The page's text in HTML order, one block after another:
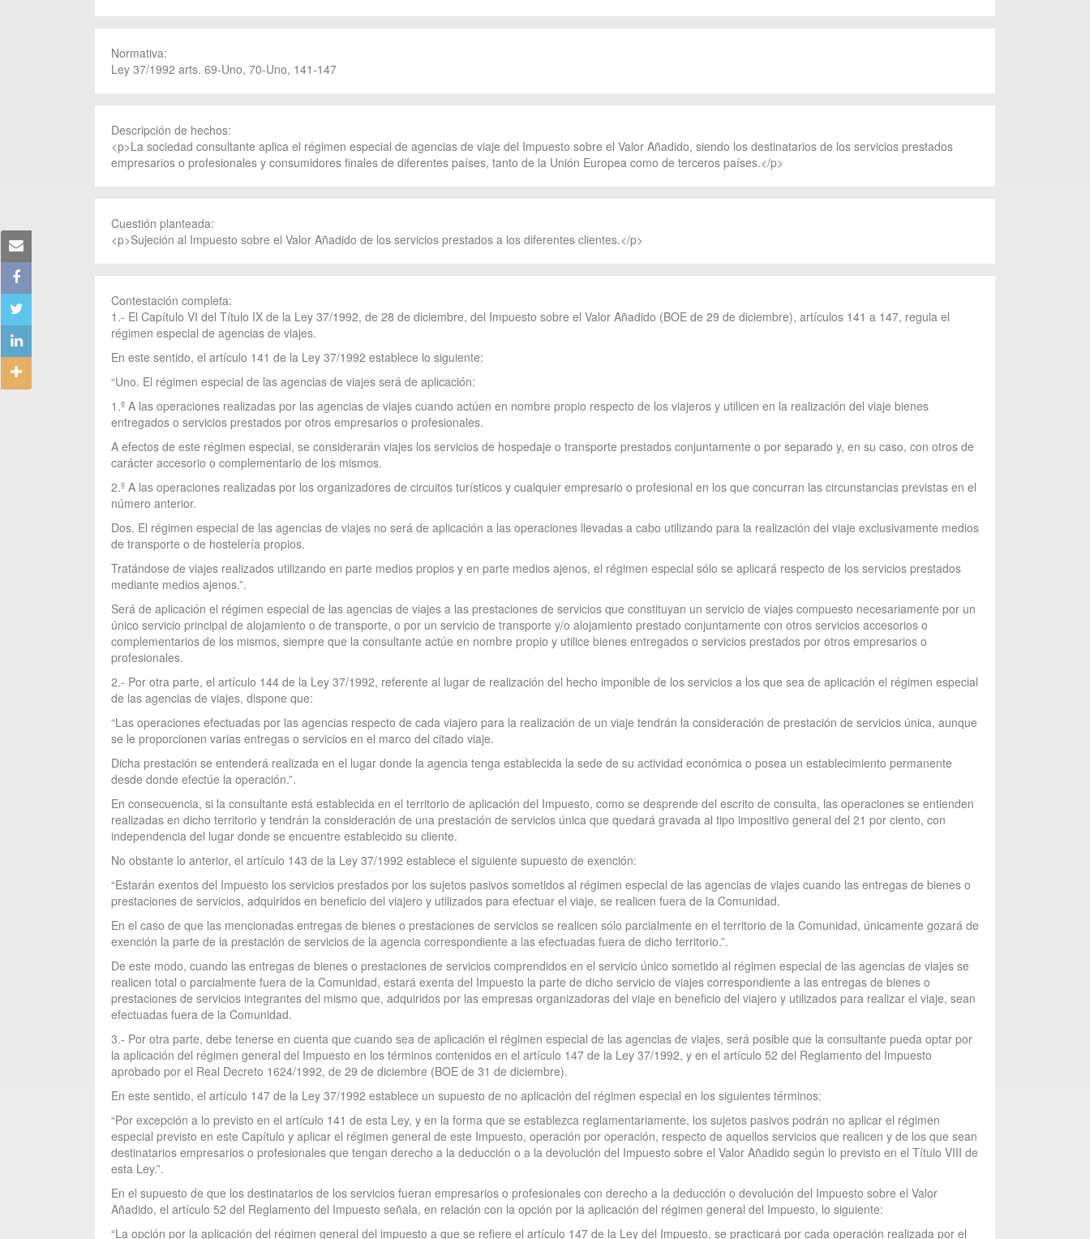
Normativa:
Ley 37/1992 arts. 69-Uno, 70-Uno, 141-147
Descripción de hechos:
<p>La sociedad consultante aplica el régimen especial de agencias de viaje del Impuesto sobre el Valor Añadido, siendo los destinatarios de los servicios prestados
empresarios o profesionales y consumidores finales de diferentes países, tanto de la Unión Europea como de terceros países.</p>
Cuestión planteada:
<p>Sujeción al Impuesto sobre el Valor Añadido de los servicios prestados a los diferentes clientes.</p>
Contestación completa:
1.- El Capítulo VI del Título IX de la Ley 37/1992, de 28 de diciembre, del Impuesto sobre el Valor Añadido (BOE de 29 de diciembre), artículos 141 a 147, regula el
régimen especial de agencias de viajes.
En este sentido, el artículo 141 de la Ley 37/1992 establece lo siguiente:
“Uno. El régimen especial de las agencias de viajes será de aplicación:
1.º A las operaciones realizadas por las agencias de viajes cuando actúen en nombre propio respecto de los viajeros y utilicen en la realización del viaje bienes
entregados o servicios prestados por otros empresarios o profesionales.
A efectos de este régimen especial, se considerarán viajes los servicios de hospedaje o transporte prestados conjuntamente o por separado y, en su caso, con otros de
carácter accesorio o complementario de los mismos.
2.º A las operaciones realizadas por los organizadores de circuitos turísticos y cualquier empresario o profesional en los que concurran las circunstancias previstas en el
número anterior.
Dos. El régimen especial de las agencias de viajes no será de aplicación a las operaciones llevadas a cabo utilizando para la realización del viaje exclusivamente medios
de transporte o de hostelería propios.
Tratándose de viajes realizados utilizando en parte medios propios y en parte medios ajenos, el régimen especial sólo se aplicará respecto de los servicios prestados
mediante medios ajenos.”.
Será de aplicación el régimen especial de las agencias de viajes a las prestaciones de servicios que constituyan un servicio de viajes compuesto necesariamente por un
único servicio principal de alojamiento o de transporte, o por un servicio de transporte y/o alojamiento prestado conjuntamente con otros servicios accesorios o
complementarios de los mismos, siempre que la consultante actúe en nombre propio y utilice bienes entregados o servicios prestados por otros empresarios o
profesionales.
2.- Por otra parte, el artículo 144 de la Ley 37/1992, referente al lugar de realización del hecho imponible de los servicios a los que sea de aplicación el régimen especial
de las agencias de viajes, dispone que:
“Las operaciones efectuadas por las agencias respecto de cada viajero para la realización de un viaje tendrán la consideración de prestación de servicios única, aunque
se le proporcionen varias entregas o servicios en el marco del citado viaje.
Dicha prestación se entenderá realizada en el lugar donde la agencia tenga establecida la sede de su actividad económica o posea un establecimiento permanente
desde donde efectúe la operación.”.
En consecuencia, si la consultante está establecida en el territorio de aplicación del Impuesto, como se desprende del escrito de consulta, las operaciones se entienden
realizadas en dicho territorio y tendrán la consideración de una prestación de servicios única que quedará gravada al tipo impositivo general del 21 por ciento, con
independencia del lugar donde se encuentre establecido su cliente.
No obstante lo anterior, el artículo 143 de la Ley 37/1992 establece el siguiente supuesto de exención:
“Estarán exentos del Impuesto los servicios prestados por los sujetos pasivos sometidos al régimen especial de las agencias de viajes cuando las entregas de bienes o
prestaciones de servicios, adquiridos en beneficio del viajero y utilizados para efectuar el viaje, se realicen fuera de la Comunidad.
En el caso de que las mencionadas entregas de bienes o prestaciones de servicios se realicen sólo parcialmente en el territorio de la Comunidad, únicamente gozará de
exención la parte de la prestación de servicios de la agencia correspondiente a las efectuadas fuera de dicho territorio.”.
De este modo, cuando las entregas de bienes o prestaciones de servicios comprendidos en el servicio único sometido al régimen especial de las agencias de viajes se
realicen total o parcialmente fuera de la Comunidad, estará exenta del Impuesto la parte de dicho servicio de viajes correspondiente a las entregas de bienes o
prestaciones de servicios integrantes del mismo que, adquiridos por las empresas organizadoras del viaje en beneficio del viajero y utilizados para realizar el viaje, sean
efectuadas fuera de la Comunidad.
3.- Por otra parte, debe tenerse en cuenta que cuando sea de aplicación el régimen especial de las agencias de viajes, será posible que la consultante pueda optar por
la aplicación del régimen general del Impuesto en los términos contenidos en el artículo 147 de la Ley 37/1992, y en el artículo 52 del Reglamento del Impuesto
aprobado por el Real Decreto 1624/1992, de 29 de diciembre (BOE de 31 de diciembre).
En este sentido, el artículo 147 de la Ley 37/1992 establece un supuesto de no aplicación del régimen especial en los siguientes términos:
“Por excepción a lo previsto en el artículo 141 de esta Ley, y en la forma que se establezca reglamentariamente, los sujetos pasivos podrán no aplicar el régimen
especial previsto en este Capítulo y aplicar el régimen general de este Impuesto, operación por operación, respecto de aquellos servicios que realicen y de los que sean
destinatarios empresarios o profesionales que tengan derecho a la deducción o a la devolución del Impuesto sobre el Valor Añadido según lo previsto en el Título VIII de
esta Ley.”.
En el supuesto de que los destinatarios de los servicios fueran empresarios o profesionales con derecho a la deducción o devolución del Impuesto sobre el Valor
Añadido, el artículo 52 del Reglamento del Impuesto señala, en relación con la opción por la aplicación del régimen general del Impuesto, lo siguiente:
“La opción por la aplicación del régimen general del impuesto a que se refiere el artículo 147 de la Ley del Impuesto, se practicará por cada operación realizada por el